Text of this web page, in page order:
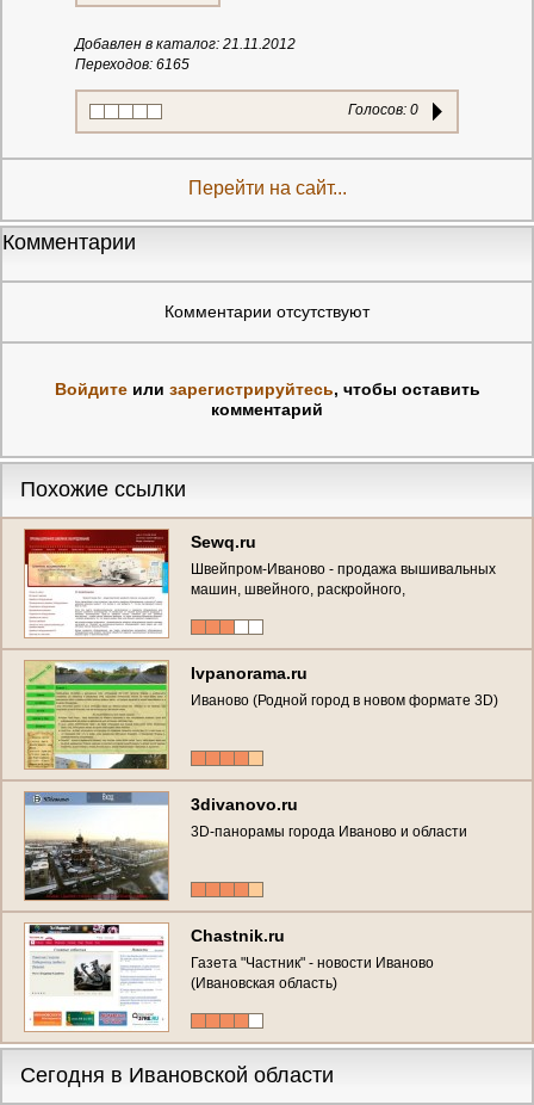
Добавлен в каталог: 21.11.2012
Переходов: 6165
Голосов: 0
Перейти на сайт...
Комментарии
Комментарии отсутствуют
Войдитеили зарегистрируйтесь, чтобы оставить
комментарий
Похожие ссылки
Sewq.ru
Швейпром-Иваново - продажа вышивальных
машин, швейного, раскройного,
машины. (Россия, Ивановская область,
Иваново)
Ivpanorama.ru
Иваново (Родной город в новом формате 3D)
3divanovo.ru
3D-панорамы города Иваново и области
Chastnik.ru
Газета "Частник" - новости Иваново
(Ивановская область)
Сегодня в Ивановской области